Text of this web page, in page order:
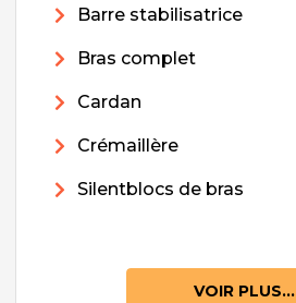
Barre stabilisatrice
Bras complet
Cardan
Crémaillère
Silentblocs de bras
VOIR PLUS...